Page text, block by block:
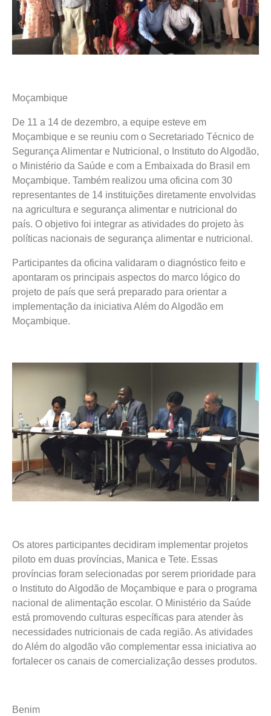
Moçambique
De 11 a 14 de dezembro, a equipe esteve em
Moçambique e se reuniu com o Secretariado Técnico de
Segurança Alimentar e Nutricional, o Instituto do Algodão,
o Ministério da Saúde e com a Embaixada do Brasil em
Moçambique. Também realizou uma oficina com 30
representantes de 14 instituições diretamente envolvidas
na agricultura e segurança alimentar e nutricional do
país. O objetivo foi integrar as atividades do projeto às
políticas nacionais de segurança alimentar e nutricional.
Participantes da oficina validaram o diagnóstico feito e
apontaram os principais aspectos do marco lógico do
projeto de país que será preparado para orientar a
implementação da iniciativa Além do Algodão em
Moçambique.
Os atores participantes decidiram implementar projetos
piloto em duas províncias, Manica e Tete. Essas
províncias foram selecionadas por serem prioridade para
o Instituto do Algodão de Moçambique e para o programa
nacional de alimentação escolar. O Ministério da Saúde
está promovendo culturas específicas para atender às
necessidades nutricionais de cada região. As atividades
do Além do algodão vão complementar essa iniciativa ao
fortalecer os canais de comercialização desses produtos.
Benim